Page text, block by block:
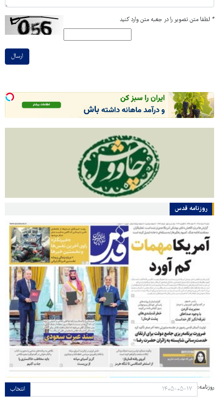
* لطفا متن تصویر را در جعبه متن وارد کنید
ارسال
روزنامه قدس
روزنامه: انتخاب